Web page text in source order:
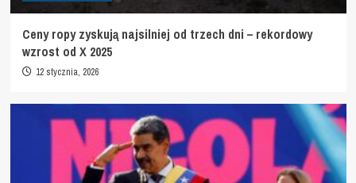
Ceny ropy zyskują najsilniej od trzech dni – rekordowy
wzrost od X 2025
12 stycznia, 2026